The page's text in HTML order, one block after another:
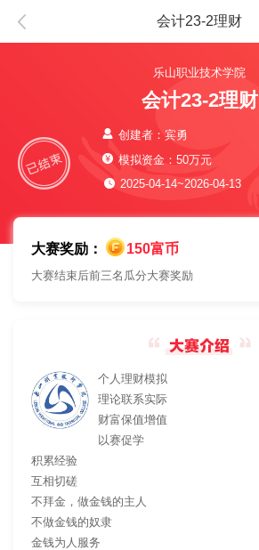
会计23-2理财
乐山职业技术学院
会计23-2理财
创建者：宾勇
模拟资金：50万元
2025-04-14~2026-04-13
大赛奖励： 150富币
大赛结束后前三名瓜分大赛奖励
个人理财模拟
理论联系实际
财富保值增值
以赛促学
积累经验
互相切磋
不拜金，做金钱的主人
不做金钱的奴隶
金钱为人服务